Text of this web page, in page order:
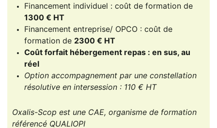
Financement individuel : coût de formation de
1300 € HT
Financement entreprise/ OPCO : coût de
formation de 2300 € HT
Coût forfait hébergement repas : en sus, au
réel
Option accompagnement par une constellation
résolutive en intersession : 110 € HT
Oxalis-Scop est une CAE, organisme de formation
référencé QUALIOPI